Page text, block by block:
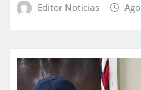
Editor Noticias